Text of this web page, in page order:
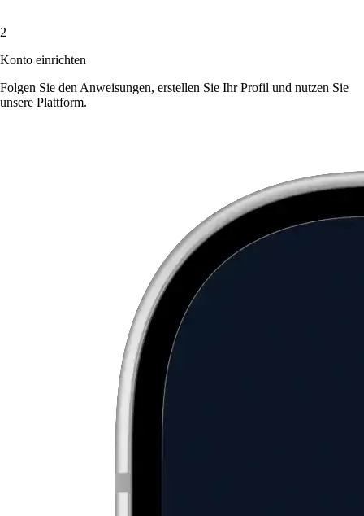
2
Konto einrichten
Folgen Sie den Anweisungen, erstellen Sie Ihr Profil und nutzen Sie
unsere Plattform.